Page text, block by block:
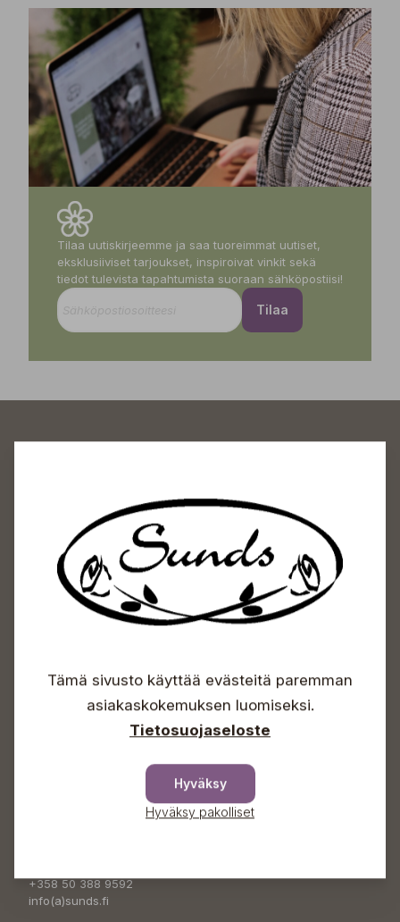
Tilaa uutiskirjeemme ja saa tuoreimmat uutiset,
eksklusiiviset tarjoukset, inspiroivat vinkit sekä
tiedot tulevista tapahtumista suoraan sähköpostiisi!
Tilaa
Sundin Puutarhakeskus
Avoinna
Arkisin 09-18
Lauantaisin 09-16
Info & vaihde
+358 50 388 9592
+358 50 388 9592
info(a)sunds.fi
Tämä sivusto käyttää evästeitä paremman
asiakaskokemuksen luomiseksi.
Tietosuojaseloste
Hyväksy
Hyväksy pakolliset